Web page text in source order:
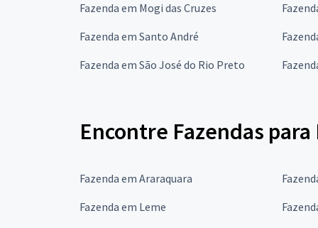
Fazenda em Mogi das Cruzes
Fazenda em Santo André
Fazenda em São José do Rio Preto
Encontre Fazendas
Fazenda em Araraquara
Fazenda em Leme